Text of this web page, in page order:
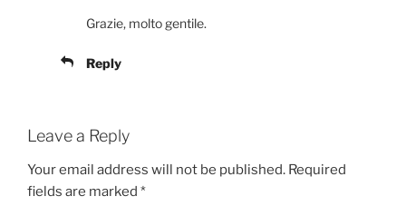
Grazie, molto gentile.
Reply
Leave a Reply
Your email address will not be published. Required
fields are marked *